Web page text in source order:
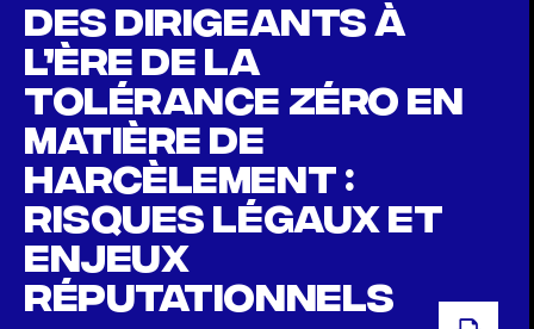
des dirigeants à
l’ère de la
tolérance zéro en
matière de
harcèlement :
risques légaux et
enjeux
réputationnels